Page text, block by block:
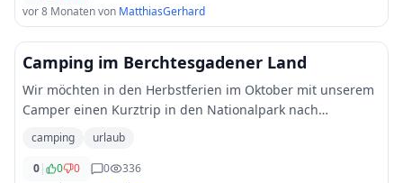
vor 8 Monatenvon MatthiasGerhard
Camping im Berchtesgadener Land
Wir möchten in den Herbstferien im Oktober mit unserem
Camper einen Kurztrip in den Nationalpark nach
Berchtesgaden unternehmen. Dort wollen wir ein paar
Tage Erholung finden und die Landschaft und gu
camping
urlaub
0| 0 0 0
336